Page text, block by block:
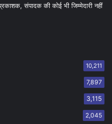
संपादक की कोई भी जिम्मेदारी नहीं
10,211
7,897
3,115
2,045